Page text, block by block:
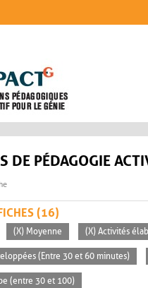
DE PÉDAGOGIE
(16)
(X) Moyenne (X) Activités
(Entre 30 et 60 minutes)
(entre 30 et 100)